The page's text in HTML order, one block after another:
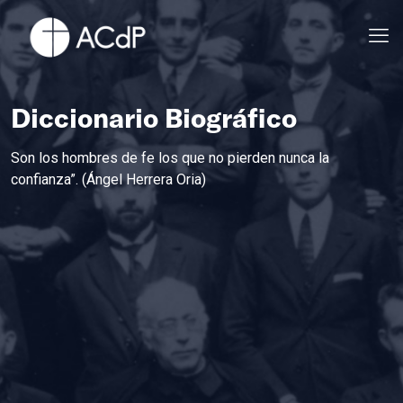
Diccionario Biográfico
Son los hombres de fe los que no pierden nunca la
confianza”. (Ángel Herrera Oria)